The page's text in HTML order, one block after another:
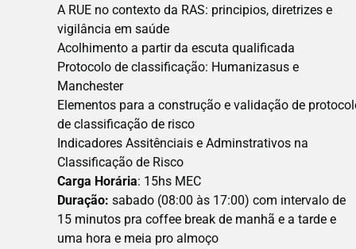
A RUE no contexto da RAS: principios, diretrizes e
vigilância em saúde
Acolhimento a partir da escuta qualificada
Protocolo de classificação: Humanizasus e
Manchester
Elementos para a construção e validação de
de classificação de risco
Indicadores Assitênciais e Adminstrativos na
Classificação de Risco
Carga Horária: 15hs MEC
Duração: sabado (08:00 às 17:00) com intervalo de
15 minutos pra coffee break de manhã e a tarde e
uma hora e meia pro almoço